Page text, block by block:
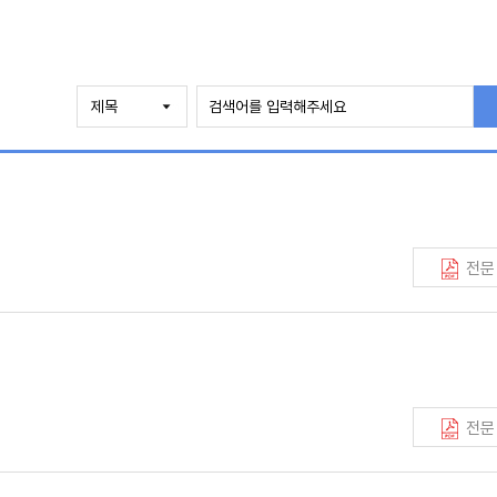
전문
전문